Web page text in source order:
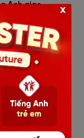
Anh giao
Á. Khóa
vào kỹ
, giúp học
Anh một
pháp
tiếp, Đánh
dụng giúp
mà còn
hóa quá
x